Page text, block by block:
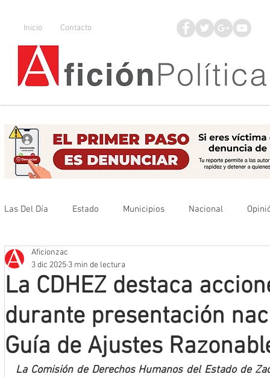
Inicio Contacto
Las Del Día Estado Municipios Nacional
Que no se olvide
Mineros LNBP
La CDHEZ destaca
durante presentación
Guía de Ajustes
Aficionzac
3 dic 2025 3 min de lectura
La Comisión de Derechos Humanos del Estado de